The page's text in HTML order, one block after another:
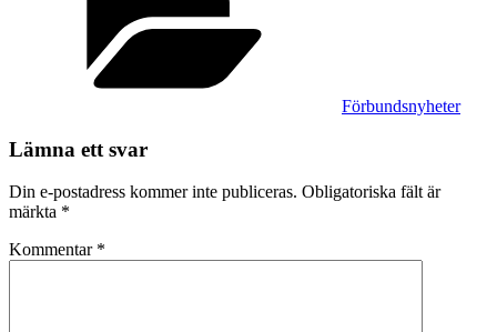
Förbundsnyheter
Lämna ett svar
Din e-postadress kommer inte publiceras. Obligatoriska fält är
märkta *
Kommentar *